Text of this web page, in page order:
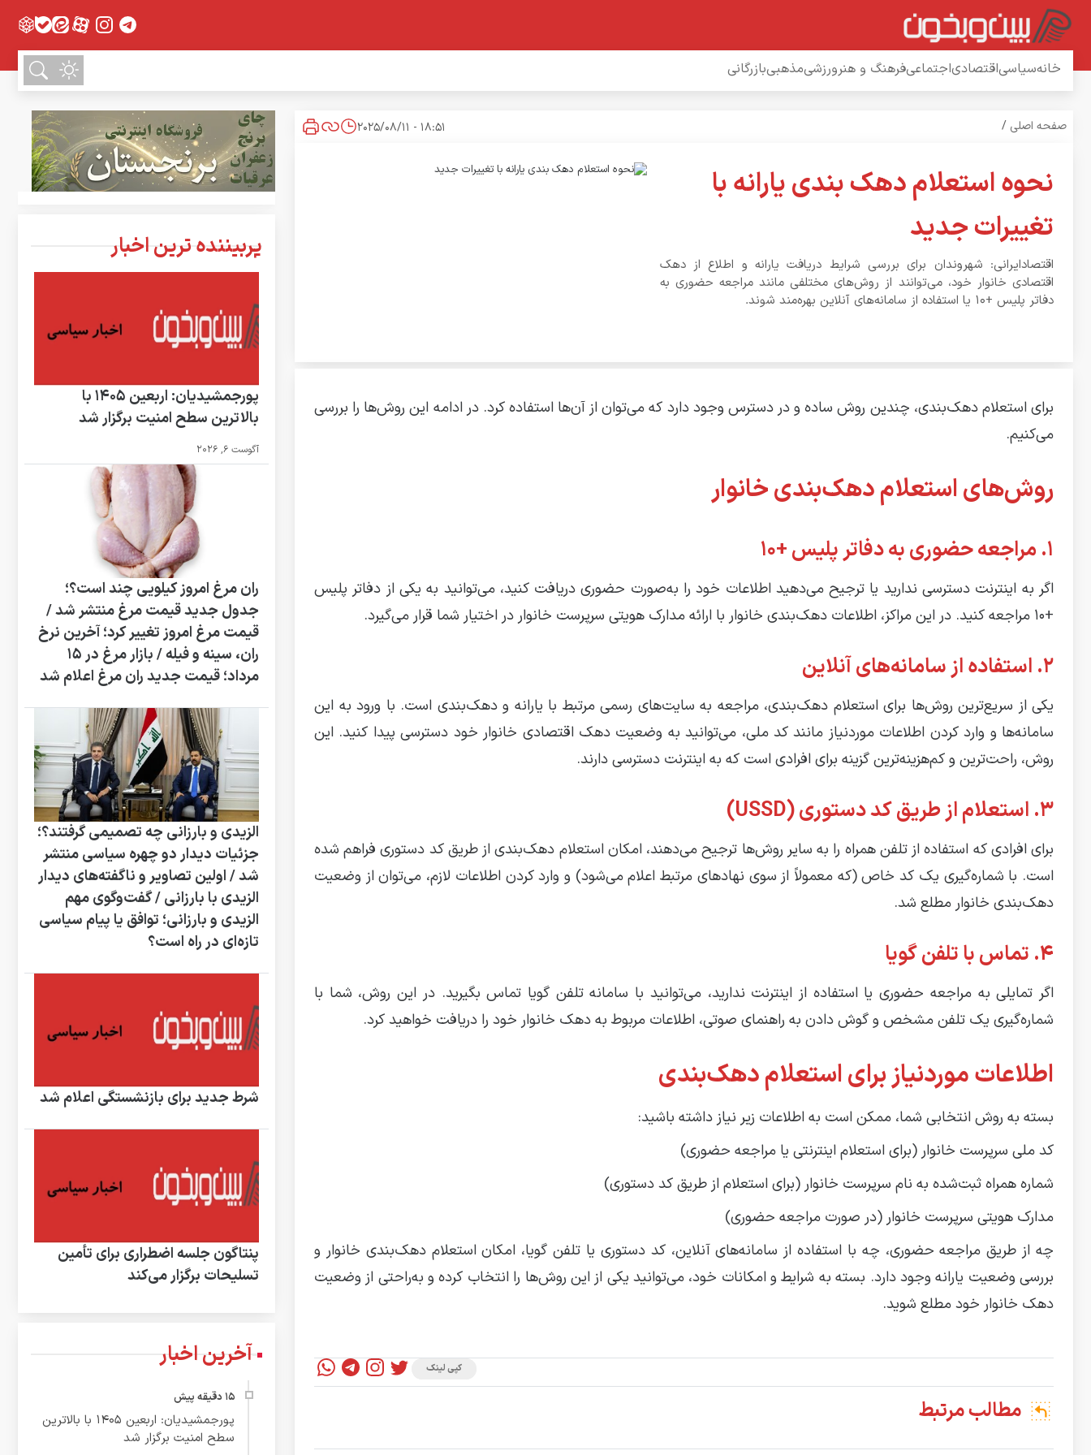
خانهسیاسیاقتصادیاجتماعیفرهنگ و هنرورزشیمذهبیبازرگانی
صفحه اصلی /
18:51 - 2025/08/11
نحوه استعلام دهک بندی یارانه با
تغییرات جدید
اقتصادایرانی: شهروندان برای بررسی شرایط دریافت یارانه و اطلاع از دهک
اقتصادی خانوار خود، می‌توانند از روش‌های مختلفی مانند مراجعه حضوری به
دفاتر پلیس +۱۰ یا استفاده از سامانه‌های آنلاین بهره‌مند شوند.
برای استعلام دهک‌بندی، چندین روش ساده و در دسترس وجود دارد که می‌توان از آن‌ها استفاده کرد. در ادامه این روش‌ها را بررسی
می‌کنیم.
روش‌های استعلام دهک‌بندی خانوار
۱. مراجعه حضوری به دفاتر پلیس +۱۰
اگر به اینترنت دسترسی ندارید یا ترجیح می‌دهید اطلاعات خود را به‌صورت حضوری دریافت کنید، می‌توانید به یکی از دفاتر پلیس
+۱۰ مراجعه کنید. در این مراکز، اطلاعات دهک‌بندی خانوار با ارائه مدارک هویتی سرپرست خانوار در اختیار شما قرار می‌گیرد.
۲. استفاده از سامانه‌های آنلاین
یکی از سریع‌ترین روش‌ها برای استعلام دهک‌بندی، مراجعه به سایت‌های رسمی مرتبط با یارانه و دهک‌بندی است. با ورود به این
سامانه‌ها و وارد کردن اطلاعات موردنیاز مانند کد ملی، می‌توانید به وضعیت دهک اقتصادی خانوار خود دسترسی پیدا کنید. این
روش، راحت‌ترین و کم‌هزینه‌ترین گزینه برای افرادی است که به اینترنت دسترسی دارند.
۳. استعلام از طریق کد دستوری (USSD)
برای افرادی که استفاده از تلفن همراه را به سایر روش‌ها ترجیح می‌دهند، امکان استعلام دهک‌بندی از طریق کد دستوری فراهم شده
است. با شماره‌گیری یک کد خاص (که معمولاً از سوی نهادهای مرتبط اعلام می‌شود) و وارد کردن اطلاعات لازم، می‌توان از وضعیت
دهک‌بندی خانوار مطلع شد.
۴. تماس با تلفن گویا
اگر تمایلی به مراجعه حضوری یا استفاده از اینترنت ندارید، می‌توانید با سامانه تلفن گویا تماس بگیرید. در این روش، شما با
شماره‌گیری یک تلفن مشخص و گوش دادن به راهنمای صوتی، اطلاعات مربوط به دهک خانوار خود را دریافت خواهید کرد.
اطلاعات موردنیاز برای استعلام دهک‌بندی
بسته به روش انتخابی شما، ممکن است به اطلاعات زیر نیاز داشته باشید:
کد ملی سرپرست خانوار (برای استعلام اینترنتی یا مراجعه حضوری)
شماره همراه ثبت‌شده به نام سرپرست خانوار (برای استعلام از طریق کد دستوری)
مدارک هویتی سرپرست خانوار (در صورت مراجعه حضوری)
چه از طریق مراجعه حضوری، چه با استفاده از سامانه‌های آنلاین، کد دستوری یا تلفن گویا، امکان استعلام دهک‌بندی خانوار و
بررسی وضعیت یارانه وجود دارد. بسته به شرایط و امکانات خود، می‌توانید یکی از این روش‌ها را انتخاب کرده و به‌راحتی از وضعیت
دهک خانوار خود مطلع شوید.
کپی لینک
مطالب مرتبط
پربیننده ترین اخبار
پورجمشیدیان: اربعین ۱۴۰۵ با
بالاترین سطح امنیت برگزار شد
آگوست 6, 2026
ران مرغ امروز کیلویی چند است؟؛
جدول جدید قیمت مرغ منتشر شد /
قیمت مرغ امروز تغییر کرد؛ آخرین نرخ
ران، سینه و فیله / بازار مرغ در ۱۵
مرداد؛ قیمت جدید ران مرغ اعلام شد
الزیدی و بارزانی چه تصمیمی گرفتند؟؛
جزئیات دیدار دو چهره سیاسی منتشر
شد / اولین تصاویر و ناگفته‌های دیدار
الزیدی با بارزانی / گفت‌وگوی مهم
الزیدی و بارزانی؛ توافق یا پیام سیاسی
تازه‌ای در راه است؟
شرط جدید برای بازنشستگی اعلام شد
پنتاگون جلسه اضطراری برای تأمین
تسلیحات برگزار می‌کند
آخرین اخبار
پورجمشیدیان: اربعین ۱۴۰۵ با بالاترین
سطح امنیت برگزار شد